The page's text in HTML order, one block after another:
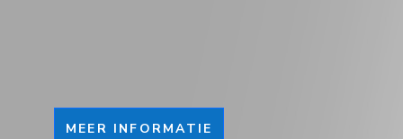
MEER INFORMATIE